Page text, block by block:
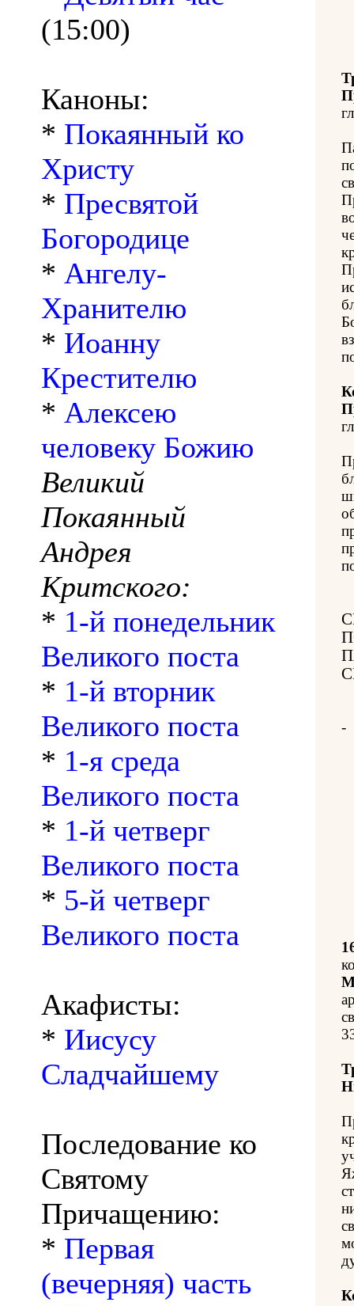
(15:00)
Каноны:
* Покаянный ко
Христу
* Пресвятой
Богородице
* Ангелу-
Хранителю
* Иоанну
Крестителю
* Алексею
человеку Божию
Великий
Покаянный
Андрея
Критского:
* 1-й понедельник
Великого поста
* 1-й вторник
Великого поста
* 1-я среда
Великого поста
* 1-й четверг
Великого поста
* 5-й четверг
Великого поста
Акафисты:
* Иисусу
Сладчайшему
Последование ко
Святому
Причащению:
* Первая
(вечерняя) часть
-